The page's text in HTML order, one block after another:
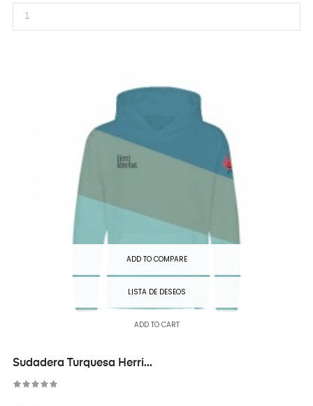
ADD TO COMPARE
LISTA DE DESEOS
ADD TO CART
Sudadera Turquesa Herri...